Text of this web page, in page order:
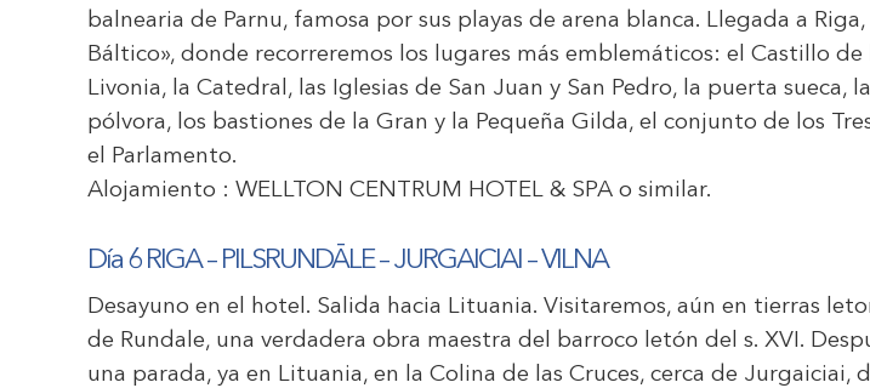
balnearia de Parnu, famosa por sus playas de arena blanca. Llegada a Riga,
Báltico», donde recorreremos los lugares más emblemáticos: el Castillo
Livonia, la Catedral, las Iglesias de San Juan y San Pedro, la puerta sueca,
pólvora, los bastiones de la Gran y la Pequeña Gilda, el conjunto de los
el Parlamento.
Alojamiento : WELLTON CENTRUM HOTEL & SPA o similar.
Día 6 RIGA – PILSRUNDĀLE – JURGAICIAI – VILNA
Desayuno en el hotel. Salida hacia Lituania. Visitaremos, aún en tierras
de Rundale, una verdadera obra maestra del barroco letón del s. XVI.
una parada, ya en Lituania, en la Colina de las Cruces, cerca de Jurgaiciai,